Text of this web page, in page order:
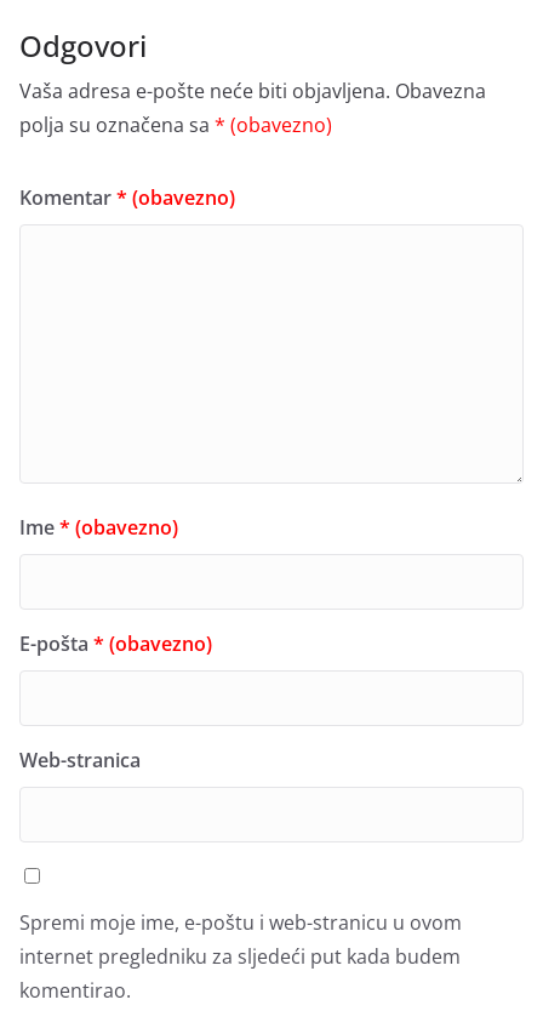
Odgovori
Vaša adresa e-pošte neće biti objavljena. Obavezna
polja su označena sa * (obavezno)
Komentar* (obavezno)
Ime* (obavezno)
E-pošta * (obavezno)
Web-stranica
Spremi moje ime, e-poštu i web-stranicu u ovom
internet pregledniku za sljedeći put kada budem
komentirao.